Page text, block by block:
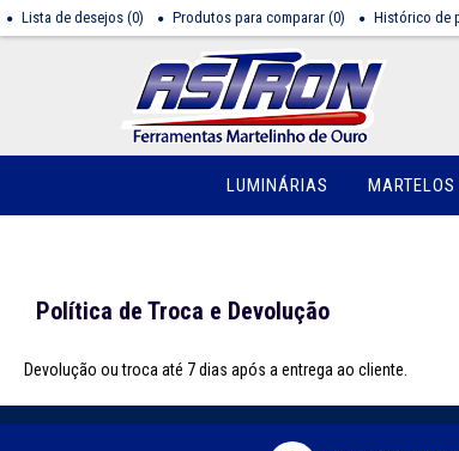
Lista de desejos (0) Produtos para comparar (0) Histórico de
LUMINÁRIAS MARTELOS
Política de Troca e Devolução
Devolução ou troca até 7 dias após a entrega ao cliente.